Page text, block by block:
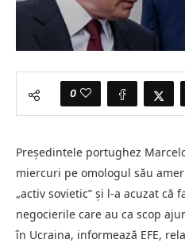
0
Preşedintele portughez
miercuri pe omologul său
„activ sovietic” şi l-a acuzat că
negocierile care au ca scop
în Ucraina, informează EFE,